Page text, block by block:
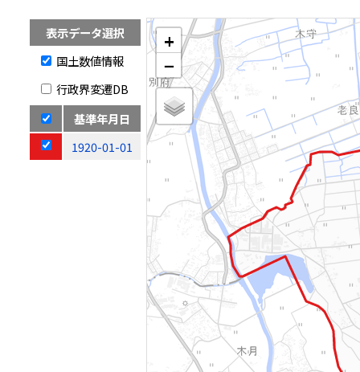
表示データ選択
国土数値情報
行政界変遷DB
基準年月日
1920-01-01
+
−